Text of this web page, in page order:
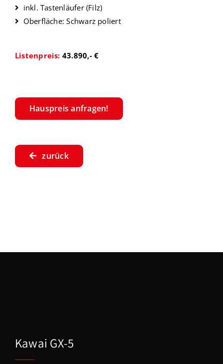
inkl. Tastenläufer (Filz)
Oberfläche: Schwarz poliert
Listenpreis: 43.890,- €
Hauspreis anfragen!
zurück
Kawai GX-5